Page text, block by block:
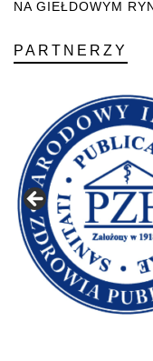
NA GIEŁDOWYM
PARTNERZY